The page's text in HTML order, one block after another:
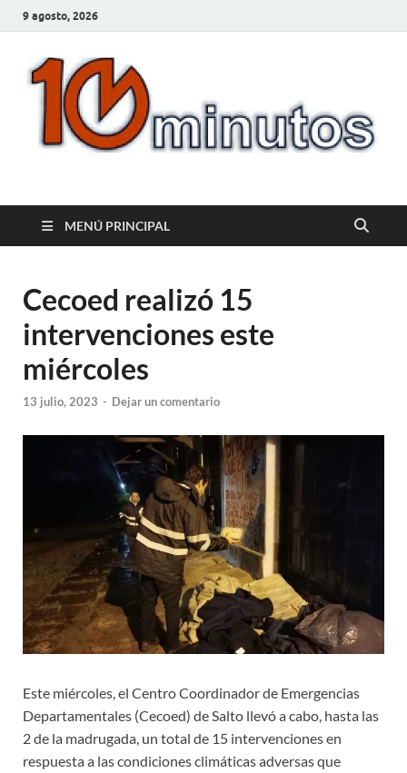
9 agosto, 2026
10minutos.com.uy
MENÚ PRINCIPAL
Cecoed realizó 15
intervenciones este
miércoles
13 julio, 2023 - Dejar un comentario
Este miércoles, el Centro Coordinador de Emergencias
Departamentales (Cecoed) de Salto llevó a cabo, hasta las
2 de la madrugada, un total de 15 intervenciones en
respuesta a las condiciones climáticas adversas que